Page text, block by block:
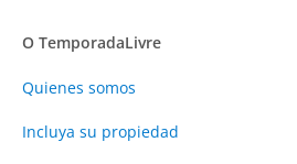
O TemporadaLivre
Quienes somos
Incluya su propiedad